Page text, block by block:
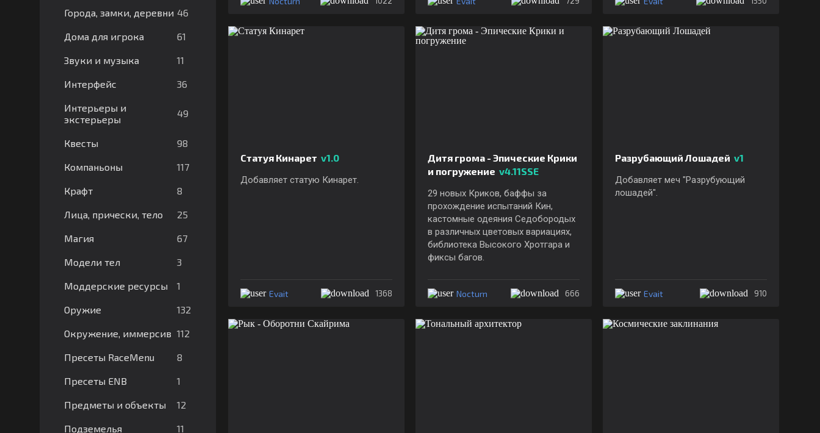
Города, замки, деревни 46
Дома для игрока 61
Звуки и музыка 11
Интерфейс 36
Интерьеры и
экстерьеры
49
Квесты 98
Компаньоны 117
Крафт 8
Лица, прически, тело 25
Магия 67
Модели тел 3
Моддерские ресурсы 1
Оружие 132
Окружение, иммерсив 112
Пресеты RaceMenu 8
Пресеты ENB 1
Предметы и объекты 12
Подземелья 11
Статуя Кинарет v1.0
Добавляет статую Кинарет.
Evait 1368
Дитя грома - Эпические Крики
и погружение v4.11SSE
29 новых Криков, баффы за
прохождение испытаний Кин,
кастомные одеяния Седобородых
в различных цветовых вариациях,
библиотека Высокого Хротгара и
фиксы багов.
Nocturn 666
Разрубающий Лошадей v1
Добавляет меч "Разрубующий
лошадей".
Evait 910